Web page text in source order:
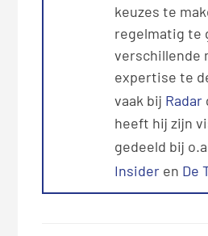
keuzes te
regelmatig te
verschillende
expertise te
vaak bij Radar
heeft hij zijn
gedeeld bij
Insider en De